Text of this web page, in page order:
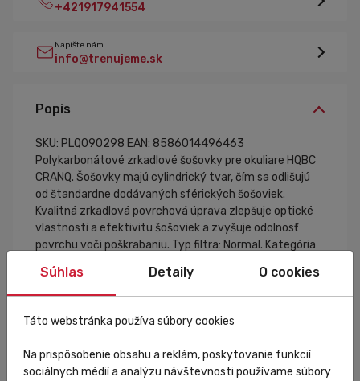
+421917941554
Napíšte nám
info@trenujeme.sk
Popis
SKU: PLQ090298 EAN: 8586014496463
Polykarbonátové zrkadlové šošovky pre okuliare HQBC
CRANQ. Šošovky majú cylindrický tvar, čím sa odlišujú
od štandardne dodávaných sférických šošoviek.
Kvalitná zrkadlová povrchová úprava zlepšuje optické
vlastnosti a efektivitu šošoviek a zvyšuje odolnosť
povrchu voči poškrabaniu. Typ filtra: Normal. Kategória
10g
Špecifikácia
Súhlas Detaily O cookies
Táto webstránka používa súbory cookies
Na prispôsobenie obsahu a reklám, poskytovanie funkcií
sociálnych médií a analýzu návštevnosti používame súbory